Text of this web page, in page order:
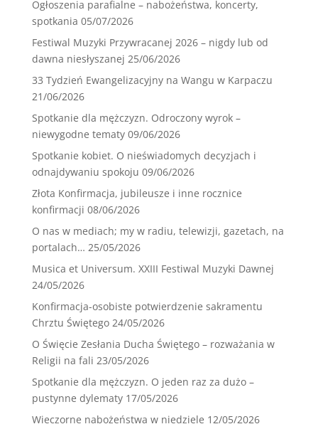
Ogłoszenia parafialne – nabożeństwa, koncerty,
spotkania 05/07/2026
Festiwal Muzyki Przywracanej 2026 – nigdy lub od
dawna niesłyszanej 25/06/2026
33 Tydzień Ewangelizacyjny na Wangu w Karpaczu
21/06/2026
Spotkanie dla mężczyzn. Odroczony wyrok –
niewygodne tematy 09/06/2026
Spotkanie kobiet. O nieświadomych decyzjach i
odnajdywaniu spokoju 09/06/2026
Złota Konfirmacja, jubileusze i inne rocznice
konfirmacji 08/06/2026
O nas w mediach; my w radiu, telewizji, gazetach, na
portalach… 25/05/2026
Musica et Universum. XXIII Festiwal Muzyki Dawnej
24/05/2026
Konfirmacja-osobiste potwierdzenie sakramentu
Chrztu Świętego 24/05/2026
O Święcie Zesłania Ducha Świętego – rozważania w
Religii na fali 23/05/2026
Spotkanie dla mężczyzn. O jeden raz za dużo –
pustynne dylematy 17/05/2026
Wieczorne nabożeństwa w niedziele 12/05/2026